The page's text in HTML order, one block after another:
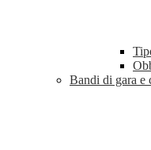
Bandi di gara e